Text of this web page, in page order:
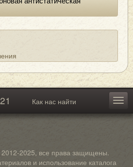
Как нас найти
2025, все права защищены.
и использование каталога